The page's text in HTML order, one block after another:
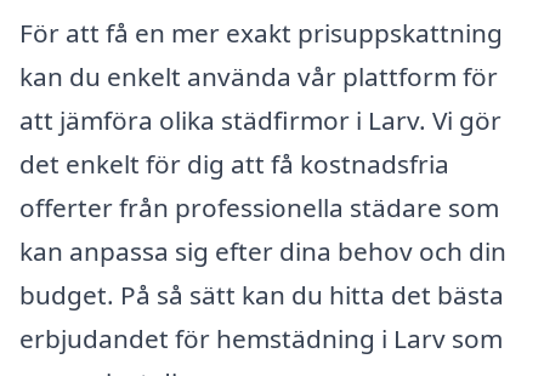
För att få en mer exakt prisuppskattning
kan du enkelt använda vår plattform för
att jämföra olika städfirmor i Larv. Vi gör
det enkelt för dig att få kostnadsfria
offerter från professionella städare som
kan anpassa sig efter dina behov och din
budget. På så sätt kan du hitta det bästa
erbjudandet för hemstädning i Larv som